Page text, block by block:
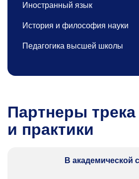
Иностранный язык
История и философия науки
Педагогика высшей школы
Партнеры трека
и практики
В академической